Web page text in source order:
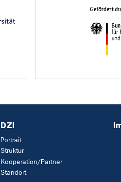
DZI
Portrait
Struktur
Kooperation/Partner
Standort